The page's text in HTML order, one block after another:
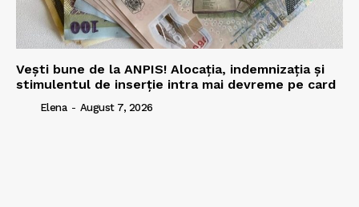
Vești bune de la ANPIS! Alocația, indemnizația și
stimulentul de inserție intra mai devreme pe card
Elena - August 7, 2026